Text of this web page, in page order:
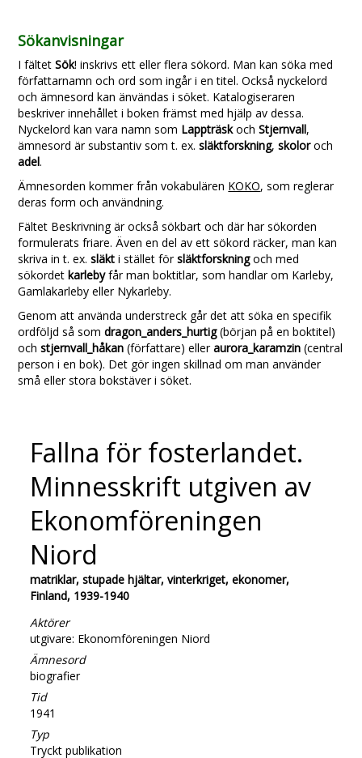
Sökanvisningar
I fältetSök! inskrivs ett eller flera sökord. Man kan söka med
författarnamn och ord som ingår i en titel. Också nyckelord
och ämnesord kan änvändas i söket. Katalogiseraren
beskriver innehållet i boken främst med hjälp av dessa.
Nyckelord kan vara namn som LappträskochStjernvall,
ämnesord är substantiv som t. ex.släktforskning,skoloroch
adel.
Ämnesorden kommer från vokabulären KOKO, som reglerar
deras form och användning.
Fältet Beskrivning är också sökbart och där har sökorden
formulerats friare. Även en del av ett sökord räcker, man kan
skriva in t. ex.släkti stället försläktforskningoch med
sökordetkarlebyfår man boktitlar, som handlar om Karleby,
Gamlakarleby eller Nykarleby.
Genom att använda understreck går det att söka en specifik
ordföljd så somdragon_anders_hurtig(början på en boktitel)
ochstjernvall_håkan (författare) elleraurora_karamzin (central
person i en bok). Det gör ingen skillnad om man använder
små eller stora bokstäver i söket.
Fallna för fosterlandet.
Minnesskrift utgiven av
Ekonomföreningen
Niord
matriklar, stupade hjältar, vinterkriget, ekonomer,
Finland, 1939-1940
Aktörer
utgivare: Ekonomföreningen Niord
Ämnesord
biografier
Tid
1941
Typ
Tryckt publikation